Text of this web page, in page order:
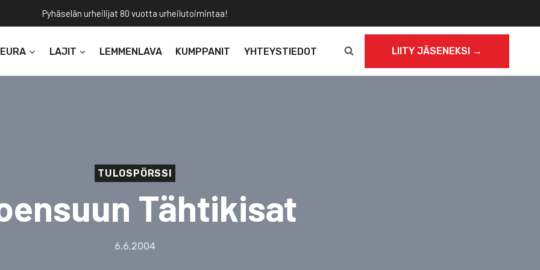
Pyhäselän urheilijat 80 vuotta urheilutoimintaa!
LAJIT LEMMENLAVA KUMPPANIT YHTEYSTIEDOT LIITY JÄSENEKSI →
TULOSPÖRSSI
Tähtikisat
6.6.2004